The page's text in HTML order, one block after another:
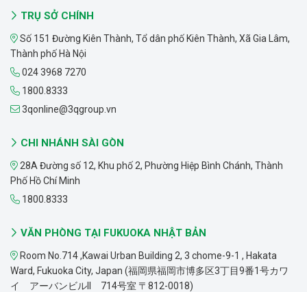
TRỤ SỞ CHÍNH
Số 151 Đường Kiên Thành, Tổ dân phố Kiên Thành, Xã Gia Lâm,
Thành phố Hà Nội
024 3968 7270
1800.8333
3qonline@3qgroup.vn
CHI NHÁNH SÀI GÒN
28A Đường số 12, Khu phố 2, Phường Hiệp Bình Chánh, Thành
Phố Hồ Chí Minh
1800.8333
VĂN PHÒNG TẠI FUKUOKA NHẬT BẢN
Room No.714 ,Kawai Urban Building 2, 3 chome-9-1 , Hakata
Ward, Fukuoka City, Japan (福岡県福岡市博多区3丁目9番1号カワ
イ アーバンビルII 714号室 〒812-0018)